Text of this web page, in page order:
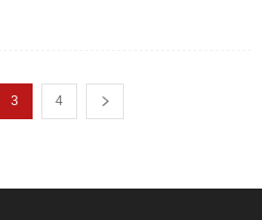
3 4